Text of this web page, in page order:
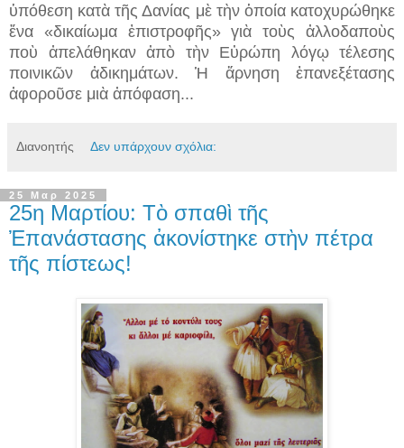
ὑπόθεση κατὰ τῆς Δανίας μὲ τὴν ὁποία κατοχυρώθηκε
ἕνα «δικαίωμα ἐπιστροφῆς» γιὰ τοὺς ἀλλοδαποὺς
ποὺ ἀπελάθηκαν ἀπὸ τὴν Εὐρώπη λόγῳ τέλεσης
ποινικῶν ἀδικημάτων. Ἡ ἄρνηση ἐπανεξέτασης
ἀφοροῦσε μιὰ ἀπόφαση...
Διανοητής Δεν υπάρχουν σχόλια:
25 Μαρ 2025
25η Μαρτίου: Τὸ σπαθὶ τῆς
Ἐπανάστασης ἀκονίστηκε στὴν πέτρα
τῆς πίστεως!